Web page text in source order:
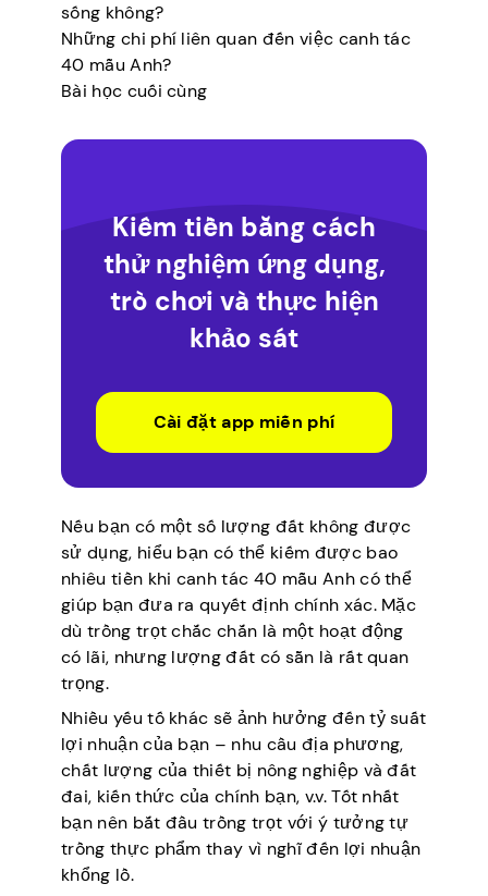
sống không?
Những chi phí liên quan đến việc canh tác
40 mẫu Anh?
Bài học cuối cùng
Kiếm tiền bằng cách
thử nghiệm ứng dụng,
trò chơi và thực hiện
khảo sát
Cài đặt app miễn phí
Nếu bạn có một số lượng đất không được
sử dụng, hiểu bạn có thể kiếm được bao
nhiêu tiền khi canh tác 40 mẫu Anh có thể
giúp bạn đưa ra quyết định chính xác. Mặc
dù trồng trọt chắc chắn là một hoạt động
có lãi, nhưng lượng đất có sẵn là rất quan
trọng.
Nhiều yếu tố khác sẽ ảnh hưởng đến tỷ suất
lợi nhuận của bạn – nhu cầu địa phương,
chất lượng của thiết bị nông nghiệp và đất
đai, kiến thức của chính bạn, v.v. Tốt nhất
bạn nên bắt đầu trồng trọt với ý tưởng tự
trồng thực phẩm thay vì nghĩ đến lợi nhuận
khổng lồ.